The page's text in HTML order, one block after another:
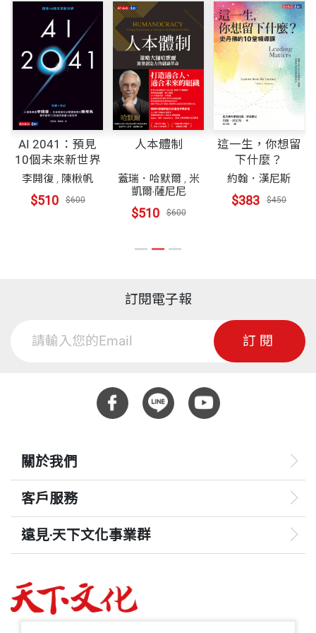
AI 2041：預見
10個未來新世界
李開復 , 陳楸帆
$510 $600
人本體制
蓋瑞．哈默爾, 米
凱爾‧薩尼尼
$510 $600
這一生，你想留
下什麼？
約翰．漢尼斯
$383 $450
訂閱電子報
訂閱
關於我們
客戶服務
遠見‧天下文化事業群
哈佛商業評論